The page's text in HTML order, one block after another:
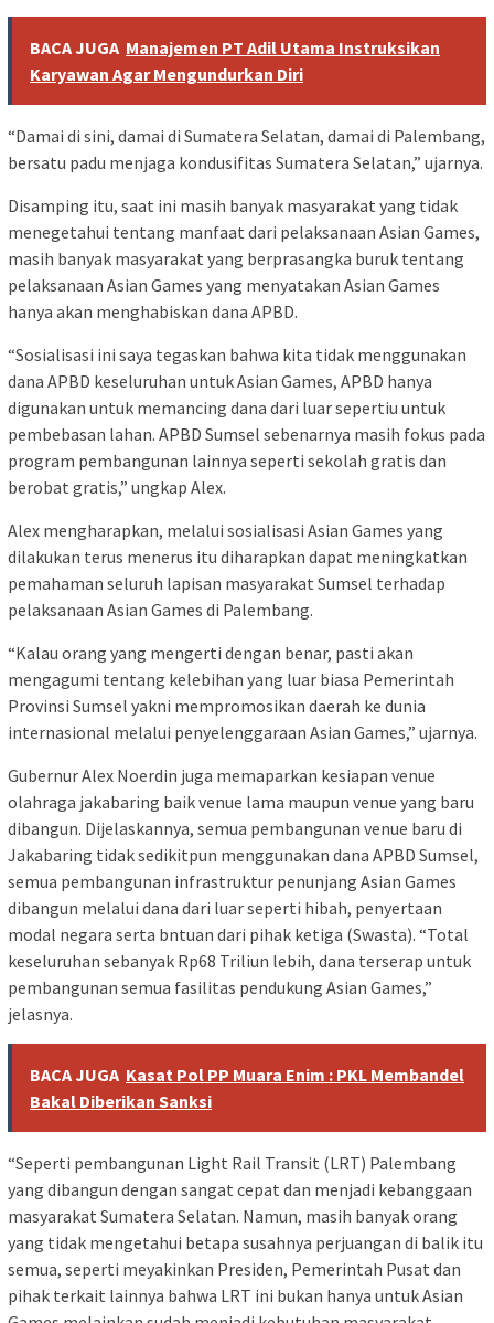
BACA JUGA Manajemen PT Adil Utama Instruksikan
Karyawan Agar Mengundurkan Diri
“Damai di sini, damai di Sumatera Selatan, damai di Palembang,
bersatu padu menjaga kondusifitas Sumatera Selatan,” ujarnya.
Disamping itu, saat ini masih banyak masyarakat yang tidak
menegetahui tentang manfaat dari pelaksanaan Asian Games,
masih banyak masyarakat yang berprasangka buruk tentang
pelaksanaan Asian Games yang menyatakan Asian Games
hanya akan menghabiskan dana APBD.
“Sosialisasi ini saya tegaskan bahwa kita tidak menggunakan
dana APBD keseluruhan untuk Asian Games, APBD hanya
digunakan untuk memancing dana dari luar sepertiu untuk
pembebasan lahan. APBD Sumsel sebenarnya masih fokus pada
program pembangunan lainnya seperti sekolah gratis dan
berobat gratis,” ungkap Alex.
Alex mengharapkan, melalui sosialisasi Asian Games yang
dilakukan terus menerus itu diharapkan dapat meningkatkan
pemahaman seluruh lapisan masyarakat Sumsel terhadap
pelaksanaan Asian Games di Palembang.
“Kalau orang yang mengerti dengan benar, pasti akan
mengagumi tentang kelebihan yang luar biasa Pemerintah
Provinsi Sumsel yakni mempromosikan daerah ke dunia
internasional melalui penyelenggaraan Asian Games,” ujarnya.
Gubernur Alex Noerdin juga memaparkan kesiapan venue
olahraga jakabaring baik venue lama maupun venue yang baru
dibangun. Dijelaskannya, semua pembangunan venue baru di
Jakabaring tidak sedikitpun menggunakan dana APBD Sumsel,
semua pembangunan infrastruktur penunjang Asian Games
dibangun melalui dana dari luar seperti hibah, penyertaan
modal negara serta bntuan dari pihak ketiga (Swasta). “Total
keseluruhan sebanyak Rp68 Triliun lebih, dana terserap untuk
pembangunan semua fasilitas pendukung Asian Games,”
jelasnya.
BACA JUGA Kasat Pol PP Muara Enim : PKL Membandel
Bakal Diberikan Sanksi
“Seperti pembangunan Light Rail Transit (LRT) Palembang
yang dibangun dengan sangat cepat dan menjadi kebanggaan
masyarakat Sumatera Selatan. Namun, masih banyak orang
yang tidak mengetahui betapa susahnya perjuangan di balik itu
semua, seperti meyakinkan Presiden, Pemerintah Pusat dan
pihak terkait lainnya bahwa LRT ini bukan hanya untuk Asian